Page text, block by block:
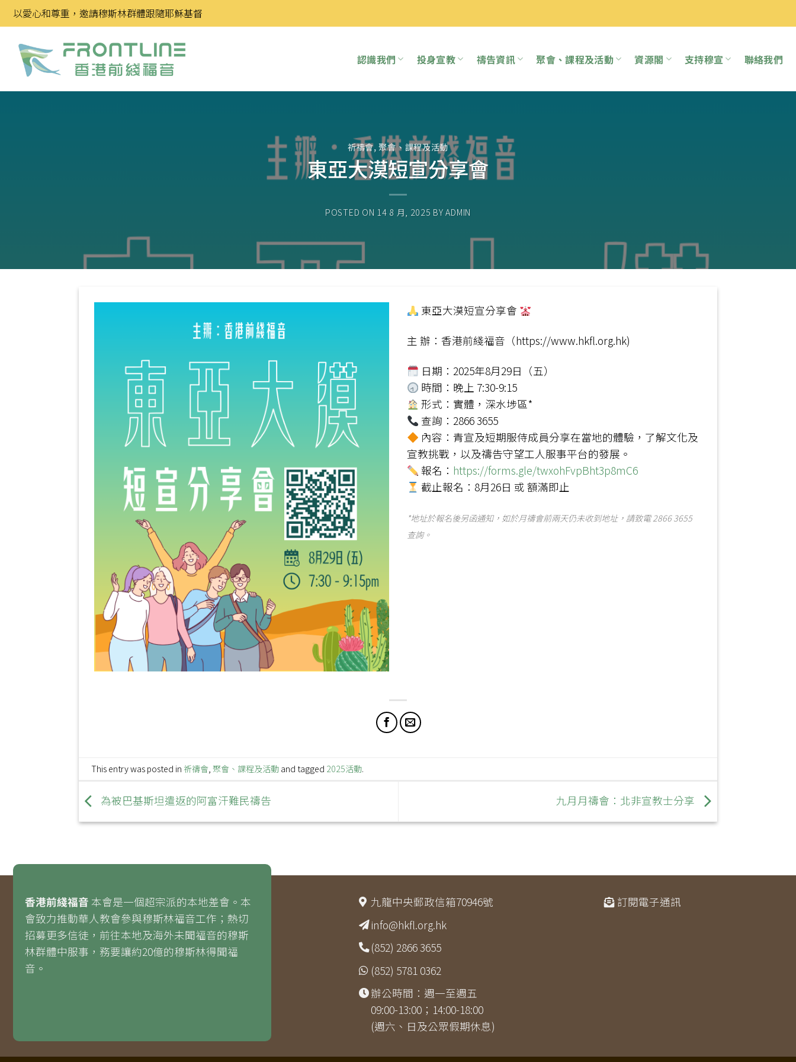
Skip
to
content
以愛心和尊重，邀請穆斯林群體跟隨耶穌基督
認識我們 投身宣教 禱告資訊 聚會、課程及活動 資源閣 支持穆宣 聯絡我們
祈禱會,聚會、課程及活動
東亞大漠短宣分享會
POSTED ON 14 8 月, 2025 BYADMIN
東亞大漠短宣分享會
主 辦：香港前綫福音（https://www.hkfl.org.hk)
日期：2025年8月29日（五）
時間：晚上 7:30-9:15
形式：實體，深水埗區*
查詢：2866 3655
內容：青宣及短期服侍成員分享在當地的體驗，了解文化及
宣教挑戰，以及禱告守望工人服事平台的發展。
報名： https://forms.gle/twxohFvpBht3p8mC6
截止報名：8月26日 或 額滿即止
*地址於報名後另函通知，如於月禱會前兩天仍未收到地址，請致電 2866 3655
查詢。
This entry was posted in 祈禱會, 聚會、課程及活動and tagged 2025活動.
為被巴基斯坦遣返的阿富汗難民禱告 九月月禱會：北非宣教士分享
香港前綫福音 本會是一個超宗派的本地差會。本
會致力推動華人教會參與穆斯林福音工作；熱切
招募更多信徒，前往本地及海外未聞福音的穆斯
林群體中服事，務要讓約20億的穆斯林得聞福
音。
九龍中央郵政信箱70946號
info@hkfl.org.hk
(852) 2866 3655
(852) 5781 0362
辦公時間：週一至週五
09:00-13:00；14:00-18:00
(週六、日及公眾假期休息)
訂閱電子通訊